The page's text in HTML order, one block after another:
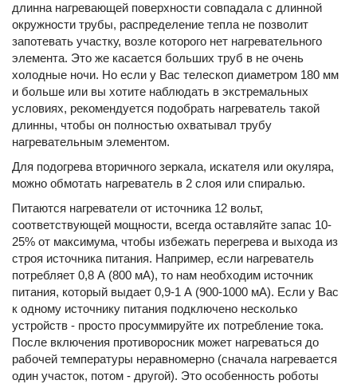
длинна нагревающей поверхности совпадала с длинной
окружности трубы, распределение тепла не позволит
запотевать участку, возле которого нет нагревательного
элемента. Это же касается больших труб в не очень
холодные ночи. Но если у Вас телескоп диаметром 180 мм
и больше или вы хотите наблюдать в экстремальных
условиях, рекомендуется подобрать нагреватель такой
длинны, чтобы он полностью охватывал трубу
нагревательным элементом.
Для подогрева вторичного зеркала, искателя или окуляра,
можно обмотать нагреватель в 2 слоя или спиралью.
Питаются нагреватели от источника 12 вольт,
соответствующей мощности, всегда оставляйте запас 10-
25% от максимума, чтобы избежать перегрева и выхода из
строя источника питания. Например, если нагреватель
потребляет 0,8 А (800 мА), то нам необходим источник
питания, который выдает 0,9-1 А (900-1000 мА). Если у Вас
к одному источнику питания подключено несколько
устройств - просто просуммируйте их потребление тока.
После включения противоросник может нагреваться до
рабочей температуры неравномерно (сначала нагревается
один участок, потом - другой). Это особенность роботы